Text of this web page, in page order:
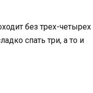
без трех-четырех
спать три, а то и